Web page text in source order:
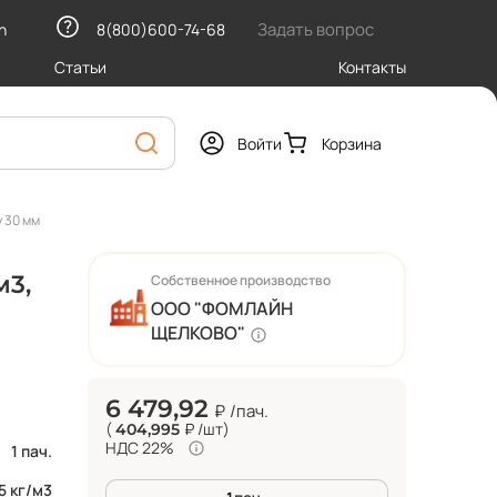
8(800)600-74-68 Задать вопрос
Статьи Контакты
Войти Корзина
30 мм
1 пач.
кг/м3
Собственное производство
ООО "ФОМЛАЙН
ЩЕЛКОВО"
6 479,92 ₽ /пач.
( 404,995 ₽ /шт)
НДС 22%